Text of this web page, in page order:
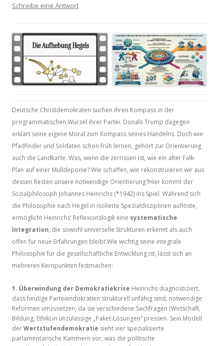
Schreibe eine Antwort
Deutsche Christdemokraten suchen ihren Kompass in der
programmatischen Wurzel ihrer Partei. Donals Trump dagegen
erklärt seine eigene Moral zum Kompass seines Handelns. Doch wie
Pfadfinder und Soldaten schon früh lernen, gehört zur Orientierung
auch die Landkarte. Was, wenn die zerrissen ist, wie ein alter Falk-
Plan auf einer Mülldeponie? Wie schaffen, wie rekonstruieren wir aus
dessen Resten unsere notwendige Orientierung?Hier kommt der
Sozialphilosoph Johannes Heinrichs (*1942) ins Spiel. Während sich
die Philosophie nach Hegel in isolierte Spezialdisziplinen auflöste,
ermöglicht Heinrichs’ Reflexionslogik eine systematische
Integration, die sowohl universelle Strukturen erkennt als auch
offen für neue Erfahrungen bleibt.Wie wichtig seine integrale
Philosophie für die gesellschaftliche Entwicklung ist, lässt sich an
mehreren Kernpunkten festmachen:
1. Überwindung der Demokratiekrise Heinrichs diagnostiziert,
dass heutige Parteiendokratien strukturell unfähig sind, notwendige
Reformen umzusetzen, da sie verschiedene Sachfragen (Wirtschaft,
Bildung, Ethik) in unzulässige „Paket-Lösungen“ pressen. Sein Modell
derWertstufendemokratie sieht vier spezialisierte
parlamentarische Kammern vor, was die politische